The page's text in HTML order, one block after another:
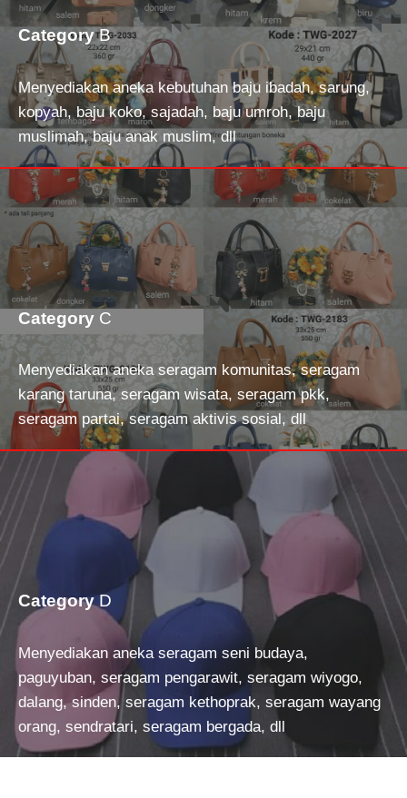
CategoryB
Menyediakan aneka kebutuhan baju ibadah, sarung,
kopyah, baju koko, sajadah, baju umroh, baju
muslimah, baju anak muslim, dll
Category C
Menyediakan aneka seragam komunitas, seragam
karang taruna, seragam wisata, seragam pkk,
seragam partai, seragam aktivis sosial, dll
CategoryD
Menyediakan aneka seragam seni budaya,
paguyuban, seragam pengarawit, seragam wiyogo,
dalang, sinden, seragam kethoprak, seragam wayang
orang, sendratari, seragam bergada, dll